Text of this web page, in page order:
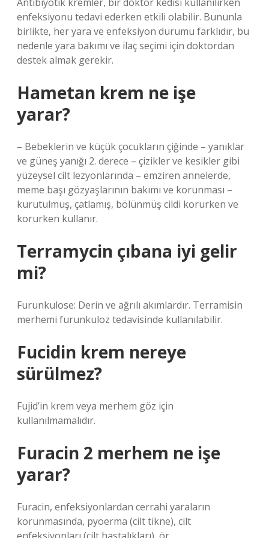
enfeksiyonu tedavi ederken etkili olabilir. Bununla
birlikte, her yara ve enfeksiyon durumu farklıdır, bu
nedenle yara bakımı ve ilaç seçimi için doktordan
destek almak gerekir.
Hametan krem ne işe
yarar?
– Bebeklerin ve küçük çocukların çiğinde – yanıklar
ve güneş yanığı 2. derece – çizikler ve kesikler gibi
yüzeysel cilt lezyonlarında – emziren annelerde,
meme başı gözyaşlarının bakımı ve korunması –
kurutulmuş, çatlamış, bölünmüş cildi korurken ve
korurken kullanır.
Terramycin çıbana iyi gelir
mi?
Furunkulose: Derin ve ağrılı akımlardır. Terramisin
merhemi furunkuloz tedavisinde kullanılabilir.
Fucidin krem nereye
sürülmez?
Fujid’in krem ​​veya merhem göz için
kullanılmamalıdır.
Furacin 2 merhem ne işe
yarar?
Furacin, enfeksiyonlardan cerrahi yaraların
korunmasında, pyoerma (cilt tikne), cilt